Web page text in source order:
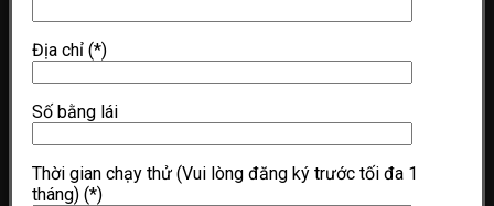
Địa chỉ (*)
Số bằng lái
Thời gian chạy thử (Vui lòng đăng ký trước tối đa 1
tháng) (*)